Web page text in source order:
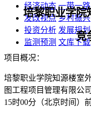
经济动态 一带一路
发改视点 乡村振兴
投资分析 发展规划
监测预测 文库下载
培黎职业学院
竞
项目概况：
培黎职业学院知源楼室
图工程项目管理有限公
15时00分 （北京时间）